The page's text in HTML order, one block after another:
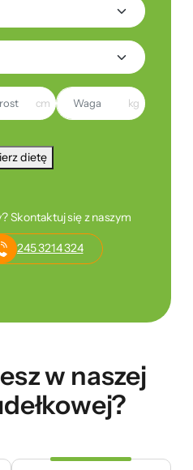
cm kg
dietę
Skontaktuj się z naszym
245 3214 324
w naszej